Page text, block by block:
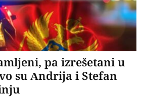
pa izrešetani u
su Andrija i Stefan